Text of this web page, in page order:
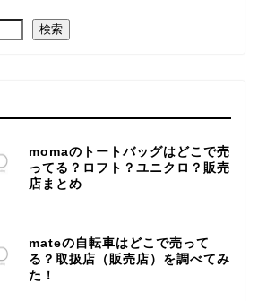
検索
momaのトートバッグはどこで売
ってる？ロフト？ユニクロ？販売
店まとめ
mateの自転車はどこで売って
る？取扱店（販売店）を調べてみ
た！